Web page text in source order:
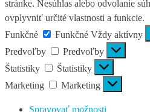
stránke. Nesúhlas alebo odvolanie
ovplyvniť určité vlastnosti a funkcie.
Funkčné
Funkčné Vždy aktívny
Predvoľby
Predvoľby
Štatistiky
Štatistiky
Marketing
Marketing
Spravovať možnosti